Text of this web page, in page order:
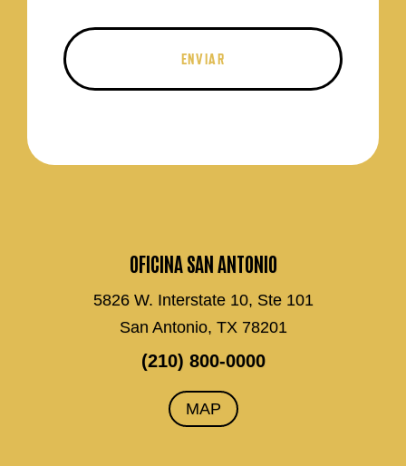
OFICINA SAN ANTONIO
5826 W. Interstate 10, Ste 101
San Antonio, TX 78201
(210) 800-0000
MAP